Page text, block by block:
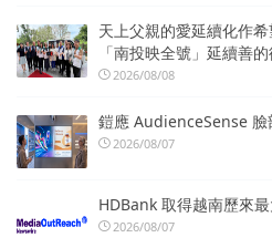
天上父親的愛延續化作
「南投映全號」延續善
2026/08/08
鎧應 AudienceSense 臉
2026/08/07
HDBank 取得越南歷來
2026/08/07